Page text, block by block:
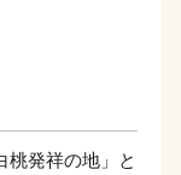
桃発祥の地」と